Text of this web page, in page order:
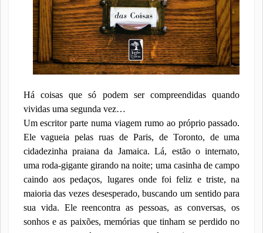
Há coisas que só podem ser compreendidas quando
vividas uma segunda vez…
Um escritor parte numa viagem rumo ao próprio passado.
Ele vagueia pelas ruas de Paris, de Toronto, de uma
cidadezinha praiana da Jamaica. Lá, estão o internato,
uma roda-gigante girando na noite; uma casinha de campo
caindo aos pedaços, lugares onde foi feliz e triste, na
maioria das vezes desesperado, buscando um sentido para
sua vida. Ele reencontra as pessoas, as conversas, os
sonhos e as paixões, memórias que tinham se perdido no